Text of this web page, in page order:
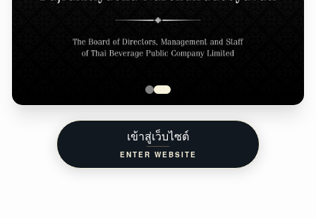
เข้าสู่เว็บไซต์
ENTER WEBSITE